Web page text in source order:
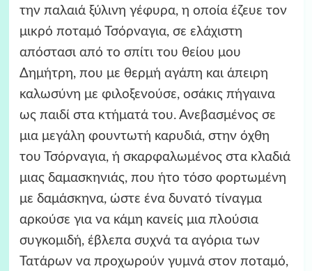
την παλαιά ξύλινη γέφυρα, η οποία έζευε τον
μικρό ποταμό Τσόρναγια, σε ελάχιστη
απόστασι από το σπίτι του θείου μου
Δημήτρη, που με θερμή αγάπη και άπειρη
καλωσύνη με φιλοξενούσε, οσάκις πήγαινα
ως παιδί στα κτήματά του. Ανεβασμένος σε
μια μεγάλη φουντωτή καρυδιά, στην όχθη
του Τσόρναγια, ή σκαρφαλωμένος στα κλαδιά
μιας δαμασκηνιάς, που ήτο τόσο φορτωμένη
με δαμάσκηνα, ώστε ένα δυνατό τίναγμα
αρκούσε για να κάμη κανείς μια πλούσια
συγκομιδή, έβλεπα συχνά τα αγόρια των
Τατάρων να προχωρούν γυμνά στον ποταμό,